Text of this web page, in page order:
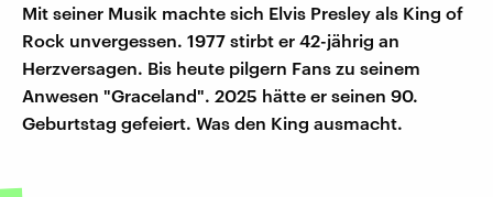
Mit seiner Musik machte sich Elvis Presley als King of
Rock unvergessen. 1977 stirbt er 42-jährig an
Herzversagen. Bis heute pilgern Fans zu seinem
Anwesen "Graceland". 2025 hätte er seinen 90.
Geburtstag gefeiert. Was den King ausmacht.